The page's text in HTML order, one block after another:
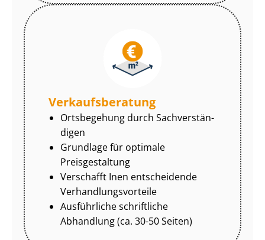
Ver­kaufs­be­ra­tung
Ortsbegehung durch Sach­ver­stän­
di­gen
Grundlage für optimale
Preisgestaltung
Verschafft Inen entscheidende
Ver­hand­lungs­vor­tei­le
Ausführliche schriftliche
Abhandlung (ca. 30-50 Seiten)